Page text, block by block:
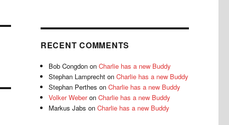
RECENT COMMENTS
Bob Congdon onCharlie has a new Buddy
Stephan Lamprecht onCharlie has a new Buddy
Stephan Perthes onCharlie has a new Buddy
Volker WeberonCharlie has a new Buddy
Markus Jabs onCharlie has a new Buddy